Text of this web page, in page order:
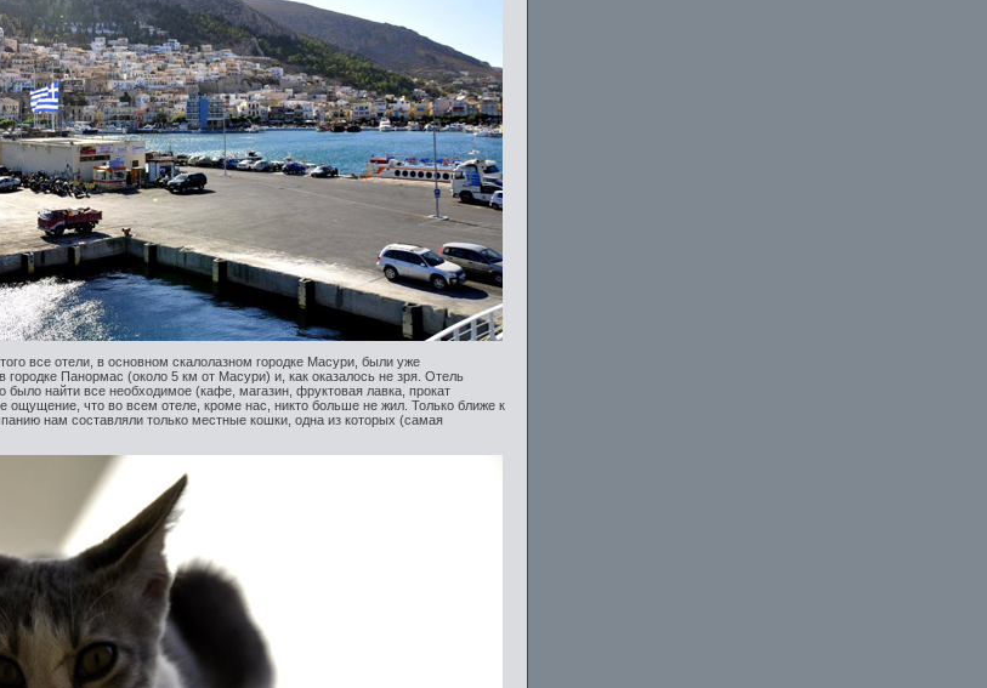
все отели, в основном скалолазном городке Масури, были уже
Панормас (около 5 км от Масури) и, как оказалось не зря. Отель
найти все необходимое (кафе, магазин, фруктовая лавка, прокат
ощущение, что во всем отеле, кроме нас, никто больше не жил. Только ближе к
нам составляли только местные кошки, одна из которых (самая